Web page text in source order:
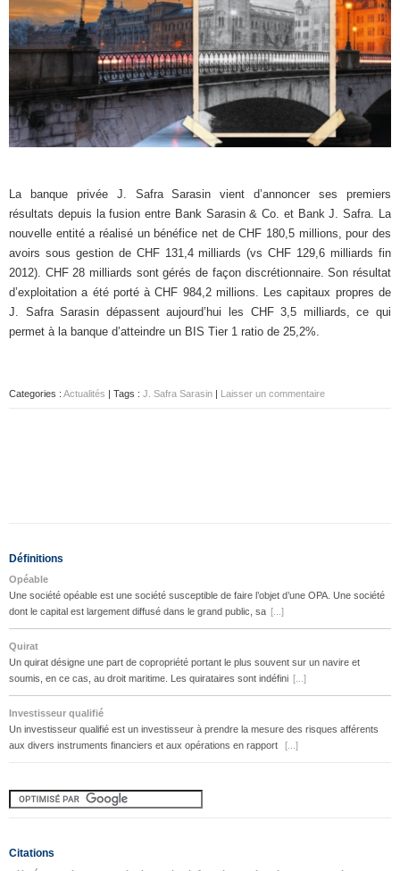
La banque privée J. Safra Sarasin vient d’annoncer ses premiers
résultats depuis la fusion entre Bank Sarasin & Co. et Bank J. Safra. La
nouvelle entité a réalisé un bénéfice net de CHF 180,5 millions, pour des
avoirs sous gestion de CHF 131,4 milliards (vs CHF 129,6 milliards fin
2012). CHF 28 milliards sont gérés de façon discrétionnaire. Son résultat
d’exploitation a été porté à CHF 984,2 millions. Les capitaux propres de
J. Safra Sarasin dépassent aujourd’hui les CHF 3,5 milliards, ce qui
permet à la banque d’atteindre un BIS Tier 1 ratio de 25,2%.
Categories : Actualités | Tags : J. Safra Sarasin | Laisser un commentaire
Définitions
Opéable
Une société opéable est une société susceptible de faire l’objet d’une OPA. Une société
dont le capital est largement diffusé dans le grand public, sa [...]
Quirat
Un quirat désigne une part de copropriété portant le plus souvent sur un navire et
soumis, en ce cas, au droit maritime. Les quirataires sont indéfini [...]
Investisseur qualifié
Un investisseur qualifié est un investisseur à prendre la mesure des risques afférents
aux divers instruments financiers et aux opérations en rapport
[...]
Citations